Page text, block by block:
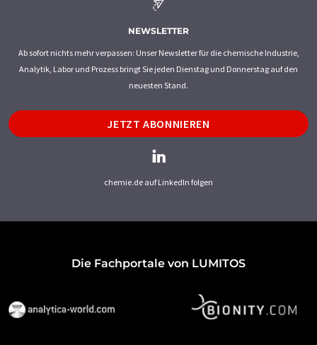
NEWSLETTER
Ab sofort nichts mehr verpassen: Unser Newsletter für die chemische Industrie,
Analytik, Labor und Prozess bringt Sie jeden Dienstag und Donnerstag auf den
neuesten Stand.
JETZT ABONNIEREN
chemie.de auf LinkedIn folgen
Die Fachportale von LUMITOS